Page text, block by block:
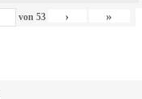
von 53 › »